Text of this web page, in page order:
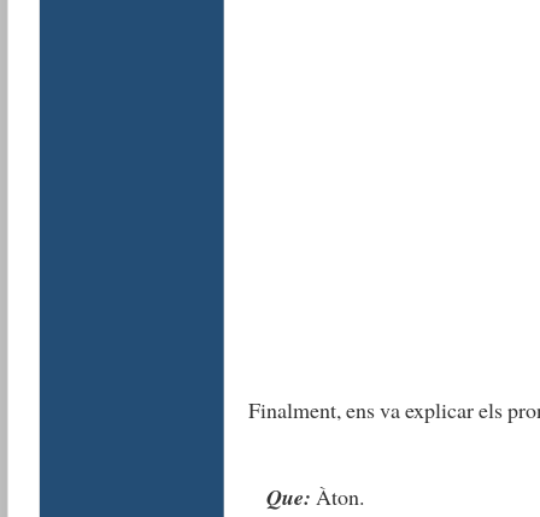
Finalment, ens va explicar els
Que: Àton.